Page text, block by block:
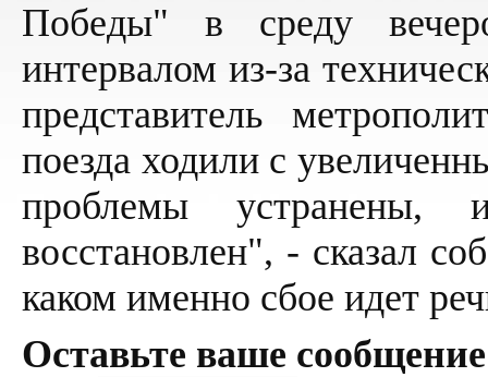
Победы" в среду
интервалом из-за
представитель
поезда ходили с
проблемы устранены,
восстановлен", - сказал
каком именно сбое идет
Оставьте ваше